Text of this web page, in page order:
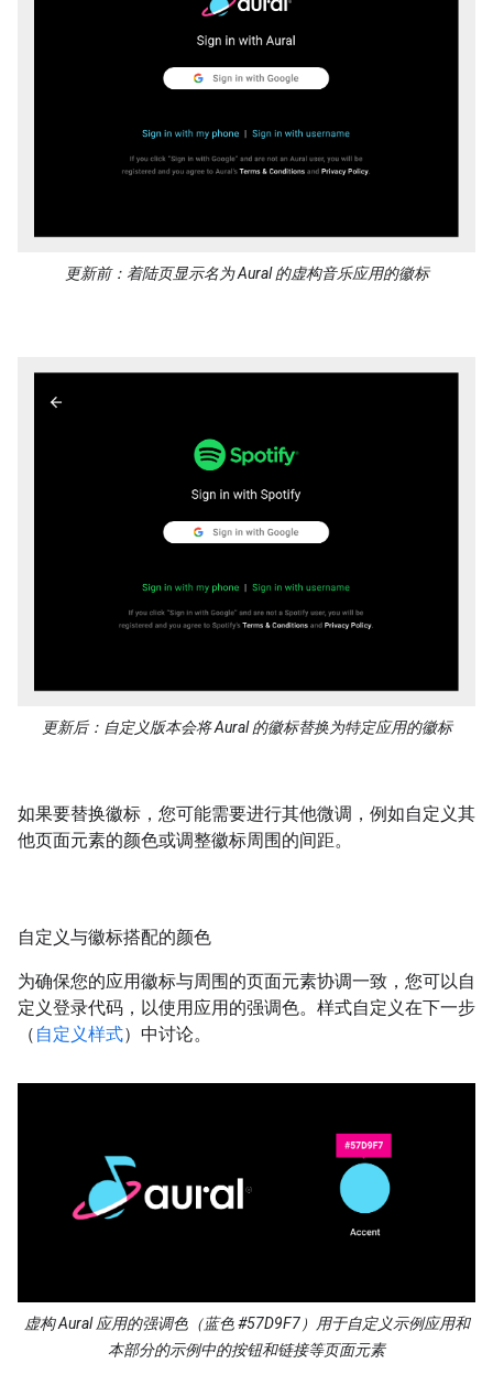
更新前：着陆页显示名为 Aural 的虚构音乐应用的徽标
更新后：自定义版本会将 Aural 的徽标替换为特定应用的徽标
如果要替换徽标，您可能需要进行其他微调，例如自定义其
他页面元素的颜色或调整徽标周围的间距。
自定义与徽标搭配的颜色
为确保您的应用徽标与周围的页面元素协调一致，您可以自
定义登录代码，以使用应用的强调色。样式自定义在下一步
（ 自定义样式）中讨论。
虚构 Aural 应用的强调色（蓝色 #57D9F7）用于自定义示例应用和
本部分的示例中的按钮和链接等页面元素